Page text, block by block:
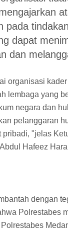
pada
dapat
dan
organisasi kader
lembaga yang
negara dan
pelanggaran
pribadi, "jelas
Hafeez
dengan
Polrestabes